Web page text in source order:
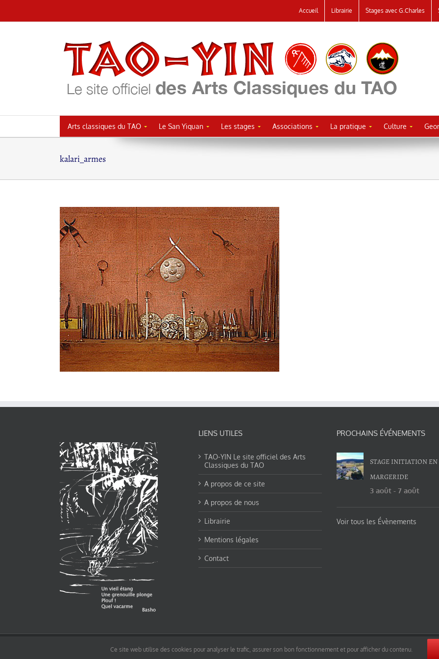
au
Accueil Librairie Stages avec G.Charles
Arts classiques du TAO Le San Yiquan Les stages Associations La pratique Culture
kalari_armes
LIENS UTILES
TAO-YIN Le site officiel des Arts
Classiques du TAO
A propos de ce site
A propos de nous
Librairie
Mentions légales
Contact
PROCHAINS ÉVÉNEMENTS
STAGE INITIATION EN
MARGERIDE
3 août -7 août
Voir tous les Évènements
pages non comprise par cette licence).Ce site web utilise des cookies pour analyser le trafic, assurer son bon fonctionnement et pour afficher du contenu.